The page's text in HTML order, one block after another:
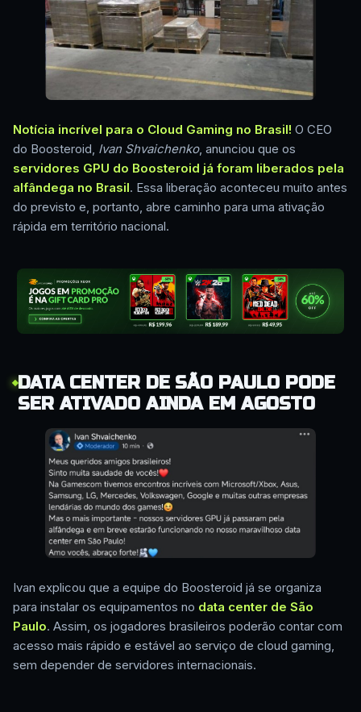
Notícia incrível para o Cloud Gaming no Brasil! O CEO
do Boosteroid, Ivan Shvaichenko, anunciou que os
servidores GPU do Boosteroid já foram liberados pela
alfândega no Brasil. Essa liberação aconteceu muito antes
do previsto e, portanto, abre caminho para uma ativação
rápida em território nacional.
DATA CENTER DE SÃO PAULO PODE
SER ATIVADO AINDA EM AGOSTO
Ivan explicou que a equipe do Boosteroid já se organiza
para instalar os equipamentos no data center de São
Paulo. Assim, os jogadores brasileiros poderão contar com
acesso mais rápido e estável ao serviço de cloud gaming,
sem depender de servidores internacionais.